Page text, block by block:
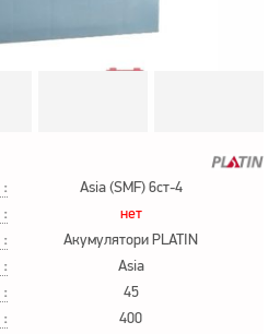
Asia (SMF) 6ст-4
нет
Акумулятори PLATIN
Asia
45
400